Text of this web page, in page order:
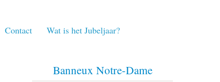
Contact Wat is het Jubeljaar?
Banneux Notre-Dame